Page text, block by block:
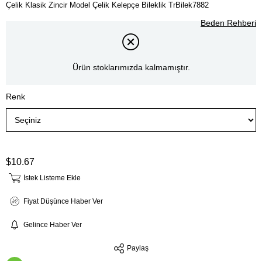
Çelik Klasik Zincir Model Çelik Kelepçe Bileklik TrBilek7882
Beden Rehberi
Ürün stoklarımızda kalmamıştır.
Renk
$10.67
İstek Listeme Ekle
Fiyat Düşünce Haber Ver
Gelince Haber Ver
Paylaş